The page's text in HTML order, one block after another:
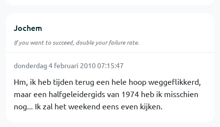
Jochem
If you want to succeed, double your failure rate.
donderdag 4 februari 2010 07:15:47
Hm, ik heb tijden terug een hele hoop weggeflikkerd,
maar een halfgeleidergids van 1974 heb ik misschien
nog... Ik zal het weekend eens even kijken.